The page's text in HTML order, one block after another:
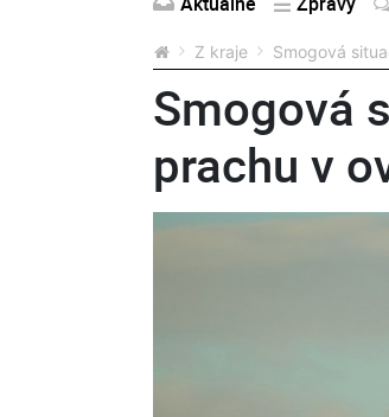
Z kraje Smogová
Smogová
prachu v